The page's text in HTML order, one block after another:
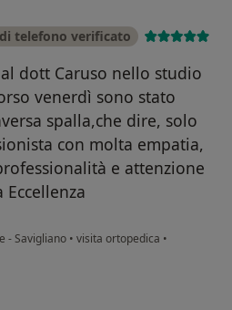
telefono verificato
dott Caruso nello studio
venerdì sono stato
spalla,che dire, solo
con molta empatia,
e attenzione
- Savigliano • visita ortopedica •